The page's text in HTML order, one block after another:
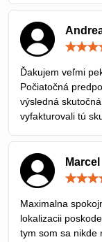
Ďakujem veľmi
Počiatočná
výsledná
vyfakturovali tú
Marcel
Maximalna
lokalizacii
tym som sa nikde